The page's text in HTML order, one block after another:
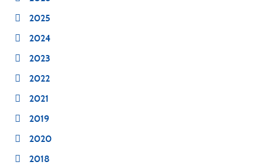
2025
2024
2023
2022
2021
2019
2020
2018